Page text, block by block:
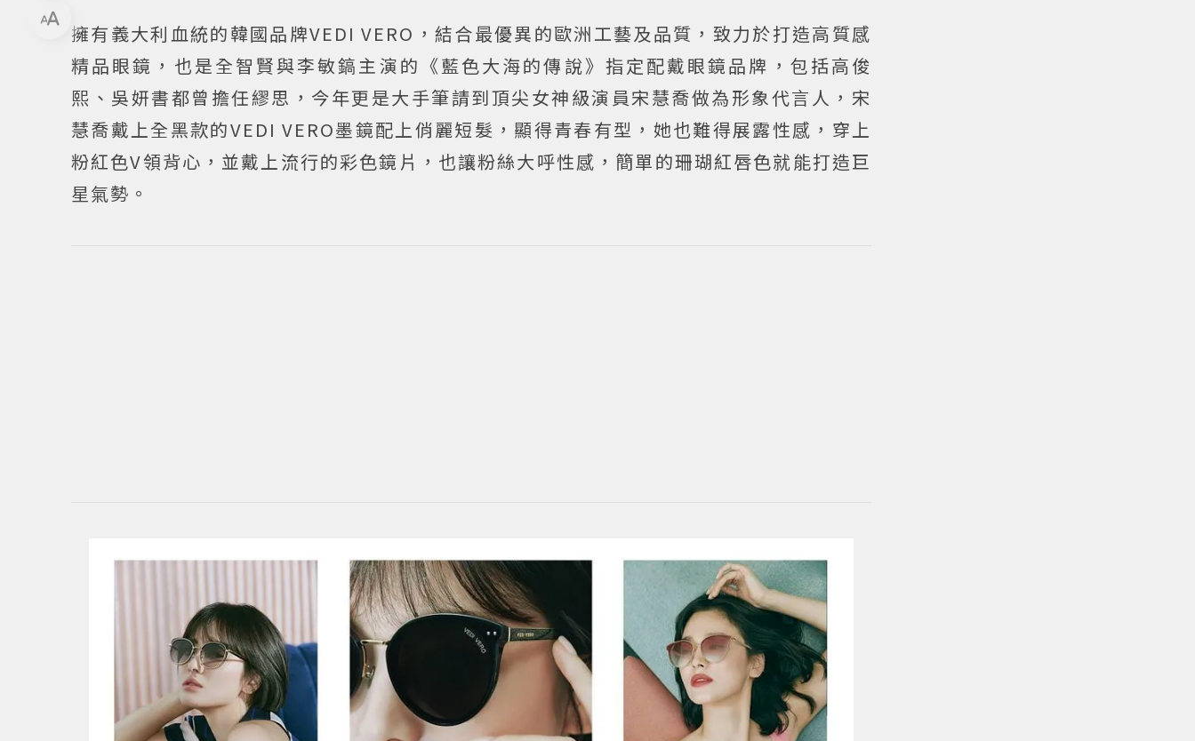
擁有義大利血統的韓國品牌VEDI VERO，結合最優異的歐洲工藝及品質，致力於打造高質感
精品眼鏡，也是全智賢與李敏鎬主演的《藍色大海的傳說》指定配戴眼鏡品牌，包括高俊
熙、吳妍書都曾擔任繆思，今年更是大手筆請到頂尖女神級演員宋慧喬做為形象代言人，宋
慧喬戴上全黑款的VEDI VERO墨鏡配上俏麗短髮，顯得青春有型，她也難得展露性感，穿上
粉紅色V領背心，並戴上流行的彩色鏡片，也讓粉絲大呼性感，簡單的珊瑚紅唇色就能打造巨
星氣勢。